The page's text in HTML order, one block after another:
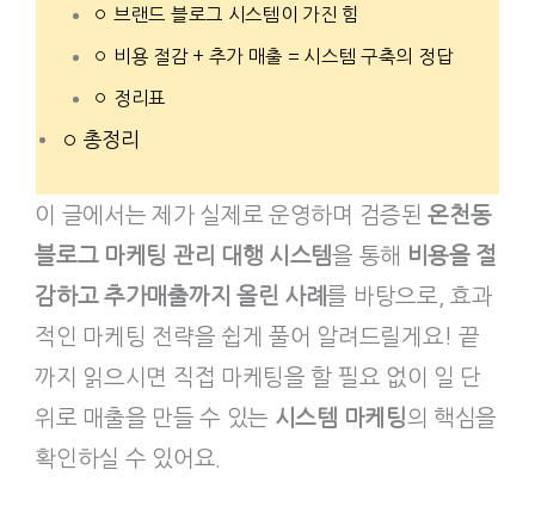
브랜드 블로그 시스템이 가진 힘
비용 절감 + 추가 매출 = 시스템 구축의 정답
정리표
총정리
이 글에서는 제가 실제로 운영하며 검증된온천동
블로그 마케팅 관리 대행 시스템을 통해 비용을 절
감하고 추가매출까지 올린 사례를 바탕으로, 효과
적인 마케팅 전략을 쉽게 풀어 알려드릴게요! 끝
까지 읽으시면 직접 마케팅을 할 필요 없이 일 단
위로 매출을 만들 수 있는 시스템 마케팅의 핵심을
확인하실 수 있어요.